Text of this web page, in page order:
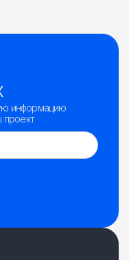
информацию
проект